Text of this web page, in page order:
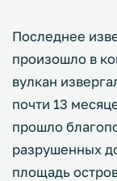
Последнее
произошло в
вулкан
почти 13
прошло
разрушенных
площадь